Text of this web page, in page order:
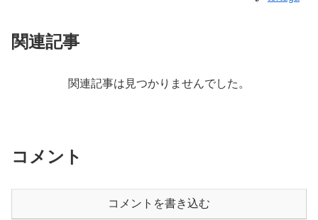
関連記事
関連記事は見つかりませんでした。
コメント
コメントを書き込む